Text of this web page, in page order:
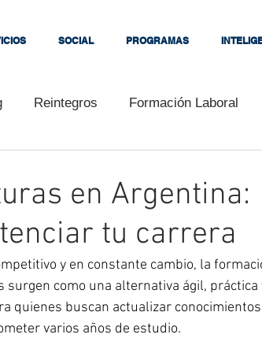
SOCIAL PROGRAMAS
Reintegros Formación Laboral
Interés Embalador Citrícola
Universidad Kennedy Consejos
en Argentina:
tu carrera
y en constante cambio, la
como una alternativa ágil, práctica
quienes buscan actualizar
varios años de estudio.